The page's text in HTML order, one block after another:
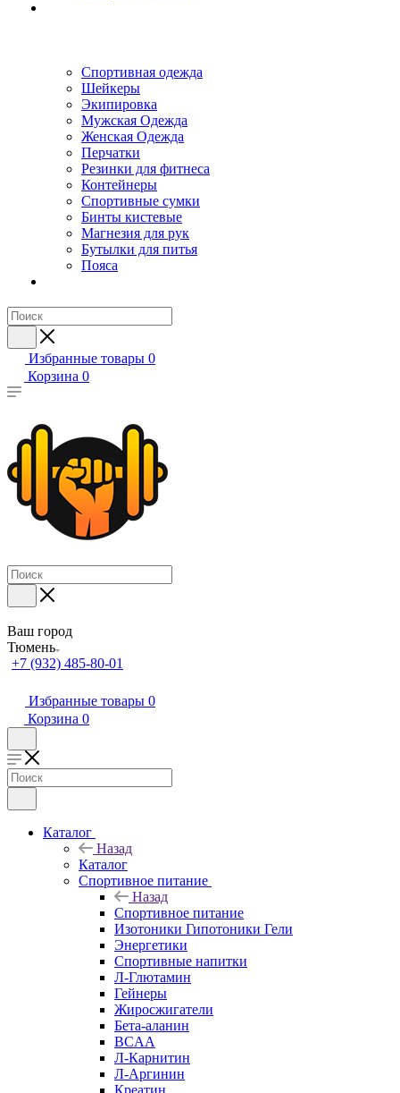
Спортивная одежда
Шейкеры
Экипировка
Мужская Одежда
Женская Одежда
Перчатки
Резинки для фитнеса
Контейнеры
Спортивные сумки
Бинты кистевые
Магнезия для рук
Бутылки для питья
Пояса
Избранные товары 0
Корзина 0
Ваш город
Тюмень
+7 (932) 485-80-01
Избранные товары 0
Корзина 0
Каталог
Назад
Каталог
Спортивное питание
Назад
Спортивное питание
Изотоники Гипотоники Гели
Энергетики
Спортивные напитки
Л-Глютамин
Гейнеры
Жиросжигатели
Бета-аланин
BCAA
Л-Карнитин
Л-Аргинин
Креатин